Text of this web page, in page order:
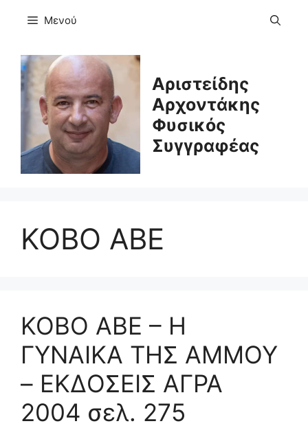
Μενού
Αριστείδης
Αρχοντάκης
Φυσικός
Συγγραφέας
KOBO ABE
KOBO ABE – Η
ΓΥΝΑΙΚΑ ΤΗΣ ΑΜΜΟΥ
– ΕΚΔΟΣΕΙΣ ΑΓΡΑ
2004 σελ. 275